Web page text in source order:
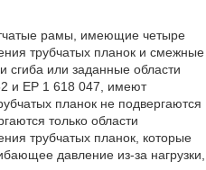
рамы, имеющие четыре
трубчатых планок и смежные
сгиба или заданные области
и ЕР 1 618 047, имеют
планок не подвергаются
только области
трубчатых планок, которые
давление из-за нагрузки,